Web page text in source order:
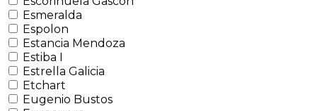
Esmeralda
Espolon
Estancia Mendoza
Estiba I
Estrella Galicia
Etchart
Eugenio Bustos